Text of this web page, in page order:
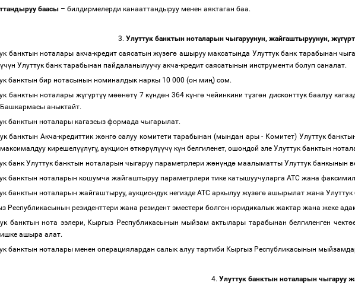
баасы – билдирмелерди канааттандыруу менен аяктаган баа.
3. Улуттук банктын ноталарын чыгаруунун, жайгаштыруунун, жүгүрт
банктын ноталары акча-кредит саясатын жүзөгө ашыруу максатында Улуттук банк тарабынан
үчүн Улуттук банк тарабынан пайдаланылуучу акча-кредит саясатынын инструменти болуп саналат.
банктын бир нотасынын номиналдык наркы 10 000 (он миң) сом.
банктын ноталары жүгүртүүмөөнөтү 7 күндөн 364 күнгө чейинкини түзгөн дисконттук баалуу
Башкармасы аныктайт.
банктын ноталары кагазсыз формада чыгарылат.
банктын Акча-кредиттик жөнгөсалуу комитети тарабынан (мындан ары - Комитет) Улуттук
максималдуу кирешелүүлүгү, аукцион өткөрүлүүчү күн белгиленет, ошондой эле Улуттук банктын
банк Улуттук банктын ноталарын чыгаруу параметрлери жөнүндө маалыматты Улуттук банкынын
банктын ноталарын кошумча жайгаштыруу параметрлери тике катышуучуларга АТС жана
банктын ноталарын жайгаштыруу, аукциондук негизде АТС аркылуу жүзөгө ашырылат жана Улуттук
Республикасынын резиденттери жана резидент эместери болгон юридикалык жактар жана жеке
банктын нота ээлери, Кыргыз Республикасынын мыйзам актылары тарабынан белгиленген чект
ишке ашыра алат.
банктын ноталары менен операциялардан салык алуу тартиби Кыргыз Республикасынын
4. Улуттук банктын ноталарын чыгаруу